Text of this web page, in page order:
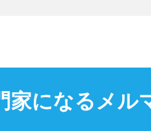
家になるメル